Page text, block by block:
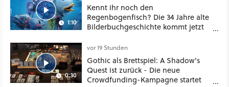
1:10
Kennt ihr noch den
Regenbogenfisch? Die 34 Jahre alte
Bilderbuchgeschichte kommt jetzt
0:30
vor 19 Stunden
Gothic als Brettspiel: A Shadow's
Quest ist zurück - Die neue
Crowdfunding-Kampagne startet